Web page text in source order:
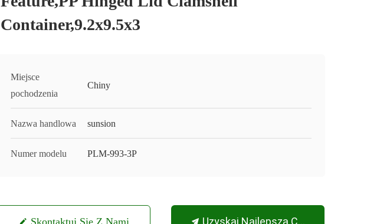
Container,9.2x9.5x3
Miejsce
pochodzenia
Chiny
Nazwa handlowa sunsion
Numer modelu PLM-993-3P
Skontaktuj Się Z Nami Uzyskaj Najlepszą Cenę